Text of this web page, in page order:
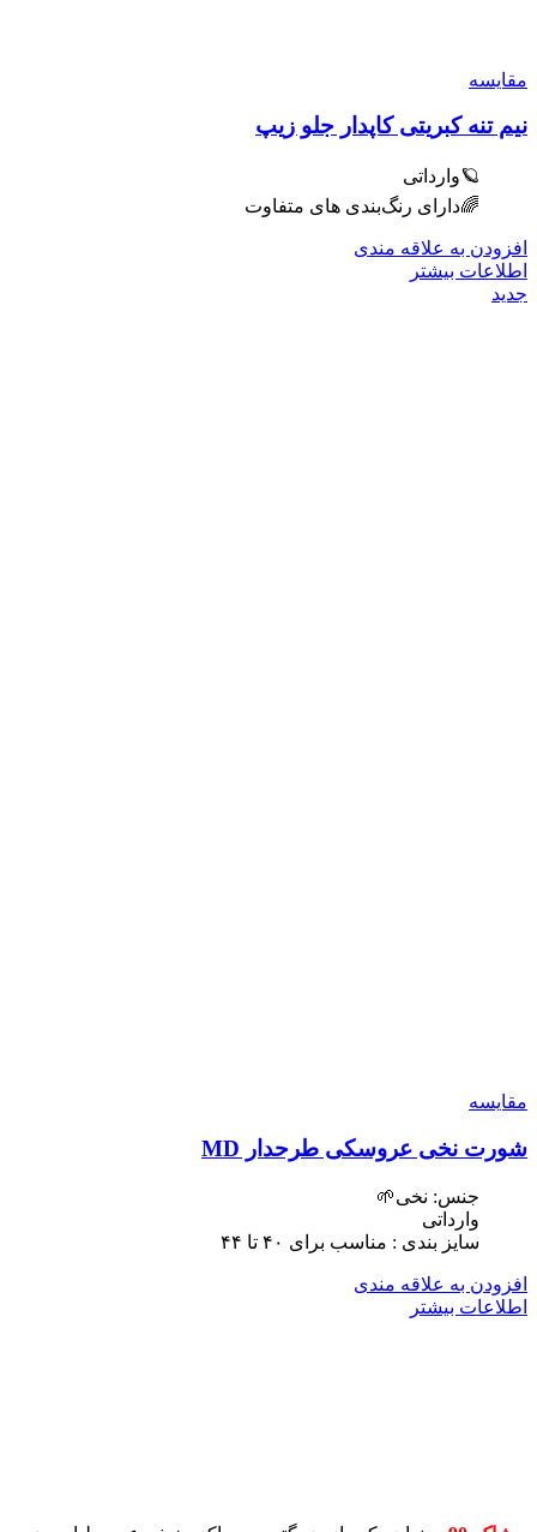
مقایسه
نیم تنه کبریتی کاپدار جلو زیپ
🪐وارداتی
🌈دارای رنگ‌بندی های متفاوت
افزودن به علاقه مندی
اطلاعات بیشتر
جدید
مقایسه
شورت نخی عروسکی طرحدار MD
جنس: نخی🌱
وارداتی
سایز بندی : مناسب برای ۴٠ تا ۴۴
افزودن به علاقه مندی
اطلاعات بیشتر